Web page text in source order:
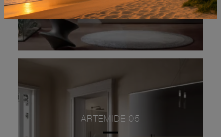
ARTEMIDE 05